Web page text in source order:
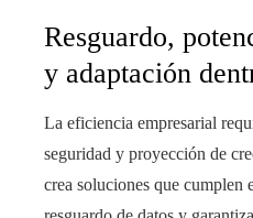
Resguardo,
y adaptación
La eficiencia empresarial
seguridad y proyección de
crea soluciones que cumplen